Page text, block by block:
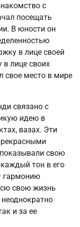
с
посещать
В юности он
в лице своей
в лице своих
свое место в мире
связано с
идею в
вазах. Эти
свою
тон в его
гармонию
свою жизнь
и за ее